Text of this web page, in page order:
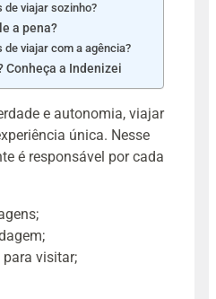
de viajar sozinho?
a pena?
de viajar com a agência?
Conheça a Indenizei
e autonomia, viajar
única. Nesse
é responsável por cada
para visitar;